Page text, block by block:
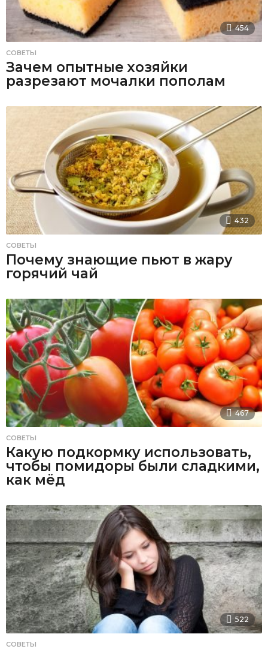
454
СОВЕТЫ
Зачем опытные хозяйки
разрезают мочалки пополам
432
СОВЕТЫ
Почему знающие пьют в жару
горячий чай
467
СОВЕТЫ
Какую подкормку использовать,
чтобы помидоры были сладкими,
как мёд
522
СОВЕТЫ